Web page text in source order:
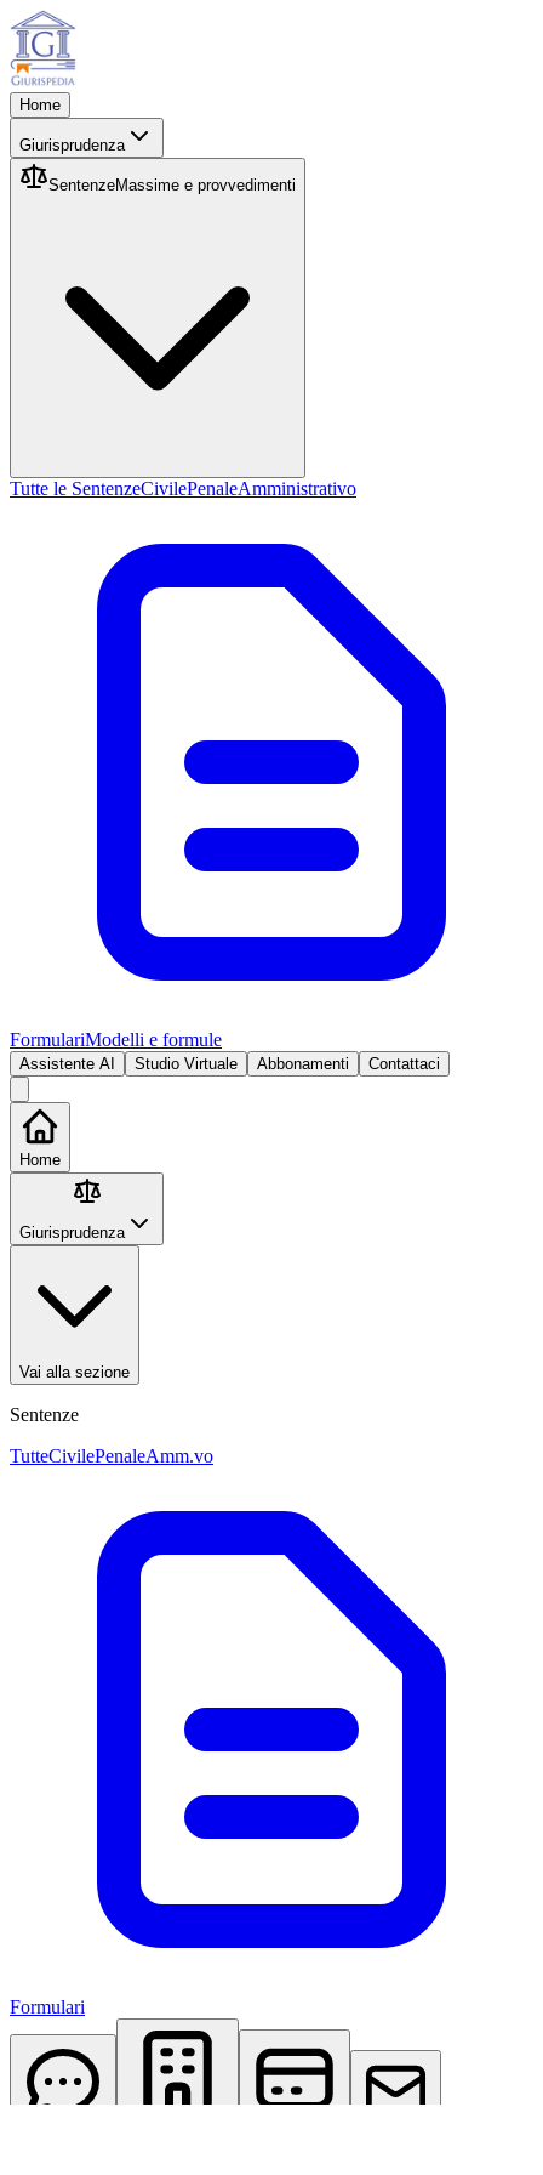
Home
Giurisprudenza
SentenzeMassime e provvedimenti
Tutte le SentenzeCivilePenaleAmministrativo
FormulariModelli e formule
Assistente AI Studio Virtuale Abbonamenti Contattaci
Home
Giurisprudenza
Vai alla sezione
Sentenze
TutteCivilePenaleAmm.vo
Formulari